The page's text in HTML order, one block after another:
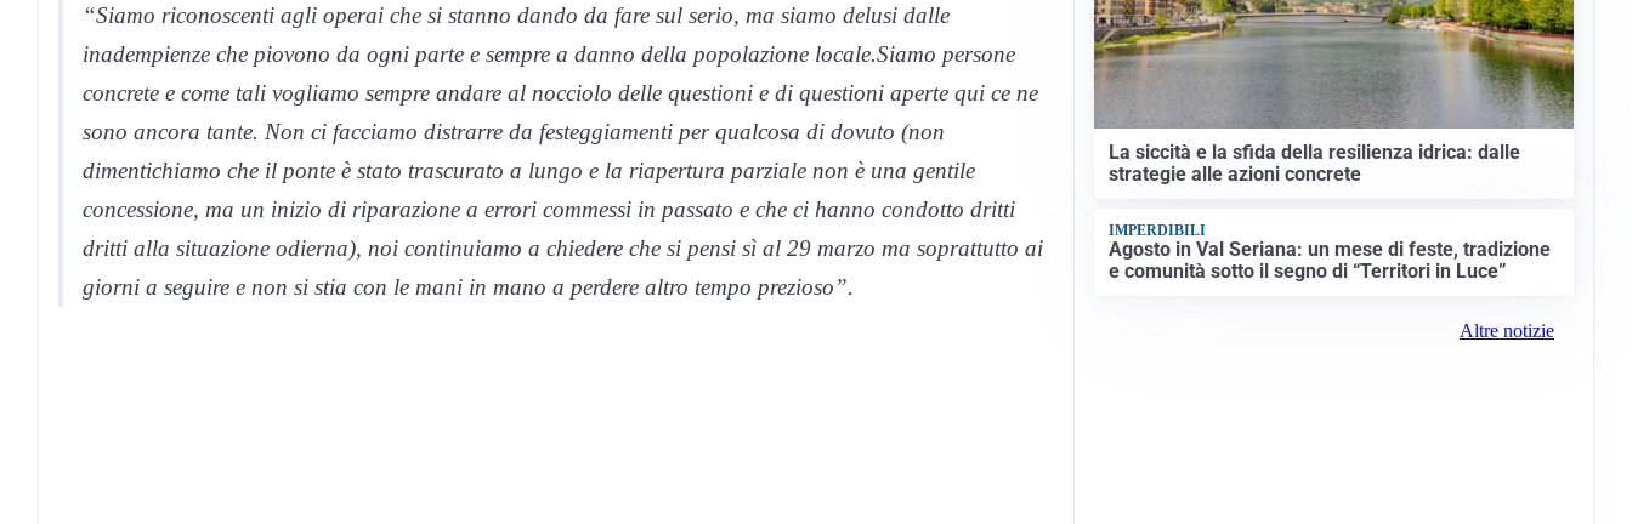
“Siamo riconoscenti agli operai che si stanno dando da fare sul serio, ma siamo delusi dalle
inadempienze che piovono da ogni parte e sempre a danno della popolazione locale.Siamo persone
concrete e come tali vogliamo sempre andare al nocciolo delle questioni e di questioni aperte qui ce ne
sono ancora tante. Non ci facciamo distrarre da festeggiamenti per qualcosa di dovuto (non
dimentichiamo che il ponte è stato trascurato a lungo e la riapertura parziale non è una gentile
concessione, ma un inizio di riparazione a errori commessi in passato e che ci hanno condotto dritti
dritti alla situazione odierna), noi continuiamo a chiedere che si pensi sì al 29 marzo ma soprattutto ai
giorni a seguire e non si stia con le mani in mano a perdere altro tempo prezioso”.
La siccità e la sfida della resilienza idrica: dalle
strategie alle azioni concrete
IMPERDIBILI
Agosto in Val Seriana: un mese di feste, tradizione
e comunità sotto il segno di “Territori in Luce”
Altre notizie